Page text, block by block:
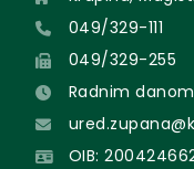
049/329-111
049/329-255
Radnim
OIB: